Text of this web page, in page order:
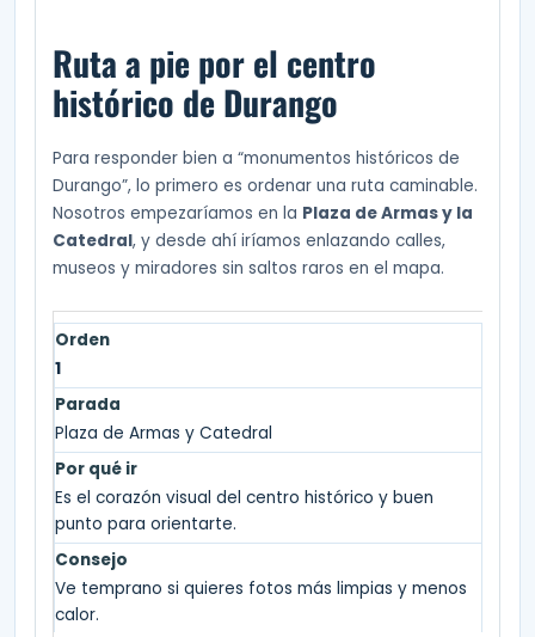
Ruta a pie por el centro
histórico de Durango
Para responder bien a “monumentos históricos de
Durango”, lo primero es ordenar una ruta caminable.
Nosotros empezaríamos en la Plaza de Armas y la
Catedral, y desde ahí iríamos enlazando calles,
museos y miradores sin saltos raros en el mapa.
1
Plaza de Armas y Catedral
Es el corazón visual del centro histórico y buen
punto para orientarte.
Ve temprano si quieres fotos más limpias y menos
calor.